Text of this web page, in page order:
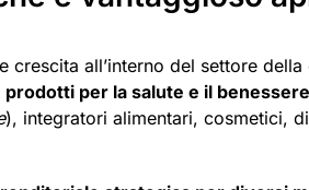
crescita all’interno del settore
per la salute e il benessere
), integratori alimentari, cosmetici,